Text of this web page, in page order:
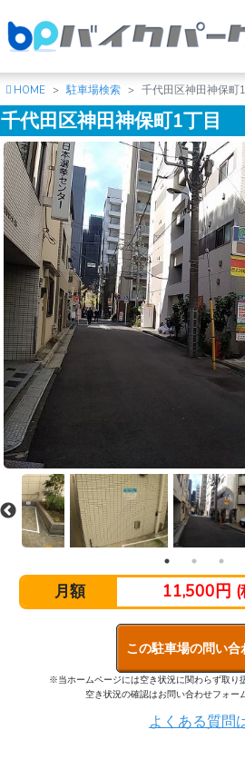
HOME 駐車場検索 千代田区神田神保町
千代田区神田神保町1丁目
月額 11,500円
この駐車場の問い合
※当ホームページには空き状況に関わらず取り
空き状況の確認はお問い合わせフォー
よくある質問